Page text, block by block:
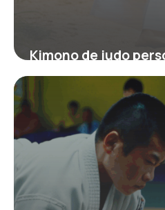
Kimono de judo
un judogi unique à
19 juin 2026